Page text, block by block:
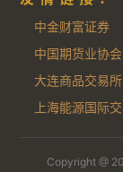
中金财富证券
中国期货业协会
大连商品交易所
上海能源国际
Copyright @